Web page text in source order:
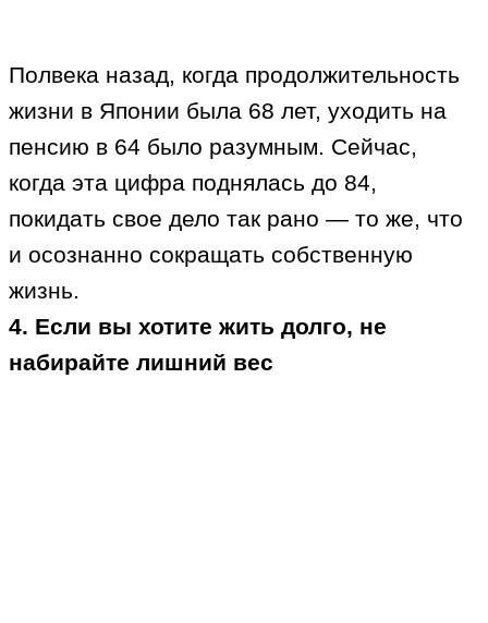
Полвека назад, когда продолжительность
жизни в Японии была 68 лет, уходить на
пенсию в 64 было разумным. Сейчас,
когда эта цифра поднялась до 84,
покидать свое дело так рано — то же, что
и осознанно сокращать собственную
жизнь.
4. Если вы хотите жить долго, не
набирайте лишний вес